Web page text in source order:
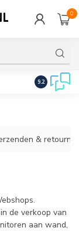
0
Snelle
9.2
&
de verkoop van
aan wand,